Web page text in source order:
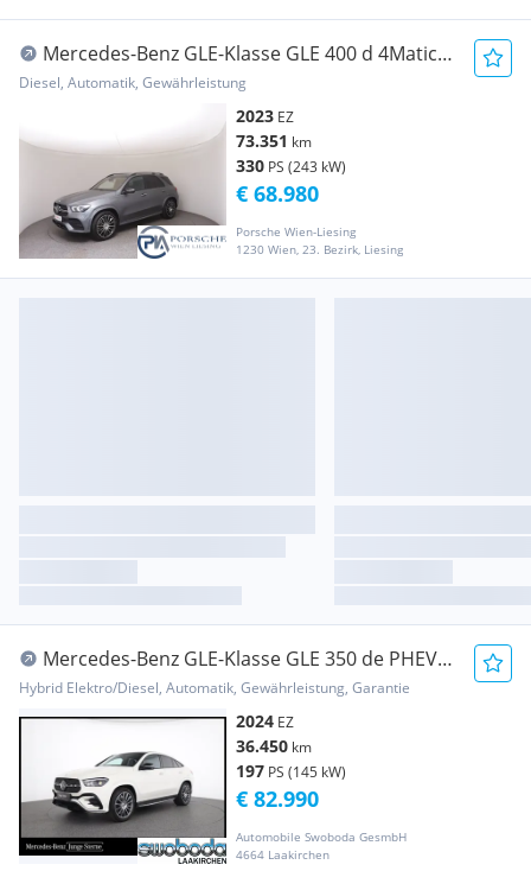
Mercedes-Benz GLE-Klasse GLE 400 d 4Matic
Aut.
Diesel, Automatik, Gewährleistung
2023 EZ
73.351 km
330 PS (243 kW)
Porsche Wien-Liesing
1230 Wien, 23. Bezirk, Liesing
€ 68.980
Mercedes-Benz GLE-Klasse GLE 350 de PHEV
Coupé 4MATIC Aut.
Hybrid Elektro/Diesel, Automatik, Gewährleistung, Garantie
2024 EZ
36.450 km
197 PS (145 kW)
Automobile Swoboda GesmbH
4664 Laakirchen
€ 82.990